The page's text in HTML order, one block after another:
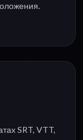
SRT, VTT,